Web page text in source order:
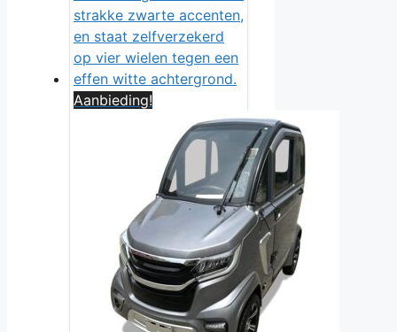
Aanbieding!